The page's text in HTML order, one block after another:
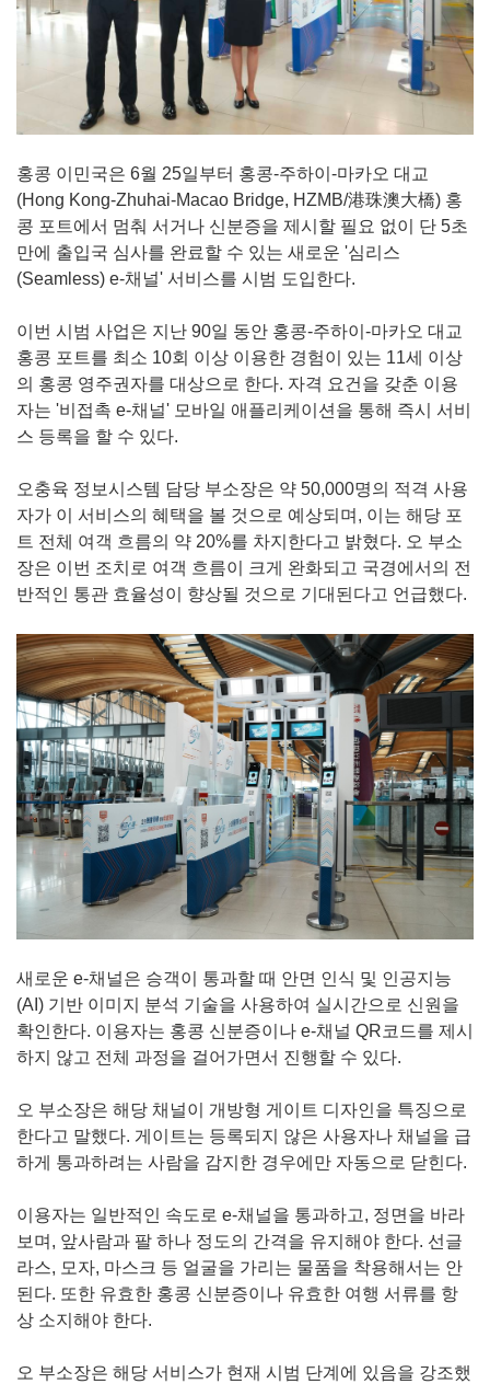
홍콩 이민국은 6월 25일부터 홍콩-주하이-마카오 대교
(Hong Kong-Zhuhai-Macao Bridge, HZMB/港珠澳大橋) 홍
콩 포트에서 멈춰 서거나 신분증을 제시할 필요 없이 단 5초
만에 출입국 심사를 완료할 수 있는 새로운 '심리스
(Seamless) e-채널' 서비스를 시범 도입한다.
이번 시범 사업은 지난 90일 동안 홍콩-주하이-마카오 대교
홍콩 포트를 최소 10회 이상 이용한 경험이 있는 11세 이상
의 홍콩 영주권자를 대상으로 한다. 자격 요건을 갖춘 이용
자는 '비접촉 e-채널' 모바일 애플리케이션을 통해 즉시 서비
스 등록을 할 수 있다.
오충육 정보시스템 담당 부소장은 약 50,000명의 적격 사용
자가 이 서비스의 혜택을 볼 것으로 예상되며, 이는 해당 포
트 전체 여객 흐름의 약 20%를 차지한다고 밝혔다. 오 부소
장은 이번 조치로 여객 흐름이 크게 완화되고 국경에서의 전
반적인 통관 효율성이 향상될 것으로 기대된다고 언급했다.
새로운 e-채널은 승객이 통과할 때 안면 인식 및 인공지능
(AI) 기반 이미지 분석 기술을 사용하여 실시간으로 신원을
확인한다. 이용자는 홍콩 신분증이나 e-채널 QR코드를 제시
하지 않고 전체 과정을 걸어가면서 진행할 수 있다.
오 부소장은 해당 채널이 개방형 게이트 디자인을 특징으로
한다고 말했다. 게이트는 등록되지 않은 사용자나 채널을 급
하게 통과하려는 사람을 감지한 경우에만 자동으로 닫힌다.
이용자는 일반적인 속도로 e-채널을 통과하고, 정면을 바라
보며, 앞사람과 팔 하나 정도의 간격을 유지해야 한다. 선글
라스, 모자, 마스크 등 얼굴을 가리는 물품을 착용해서는 안
된다. 또한 유효한 홍콩 신분증이나 유효한 여행 서류를 항
상 소지해야 한다.
오 부소장은 해당 서비스가 현재 시범 단계에 있음을 강조했